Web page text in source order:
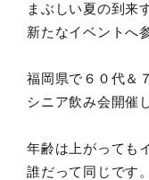
まぶしい夏の到来
新たなイベントへ
福岡県で６０代＆
シニア飲み会開催
年齢は上がっても
誰だって同じです